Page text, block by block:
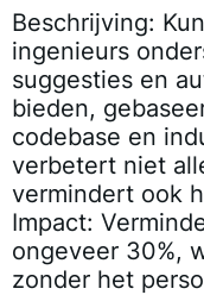
Beschrijving:
ingenieurs
suggesties en
bieden,
codebase en
verbetert niet
vermindert ook
Impact:
ongeveer 30%,
zonder het